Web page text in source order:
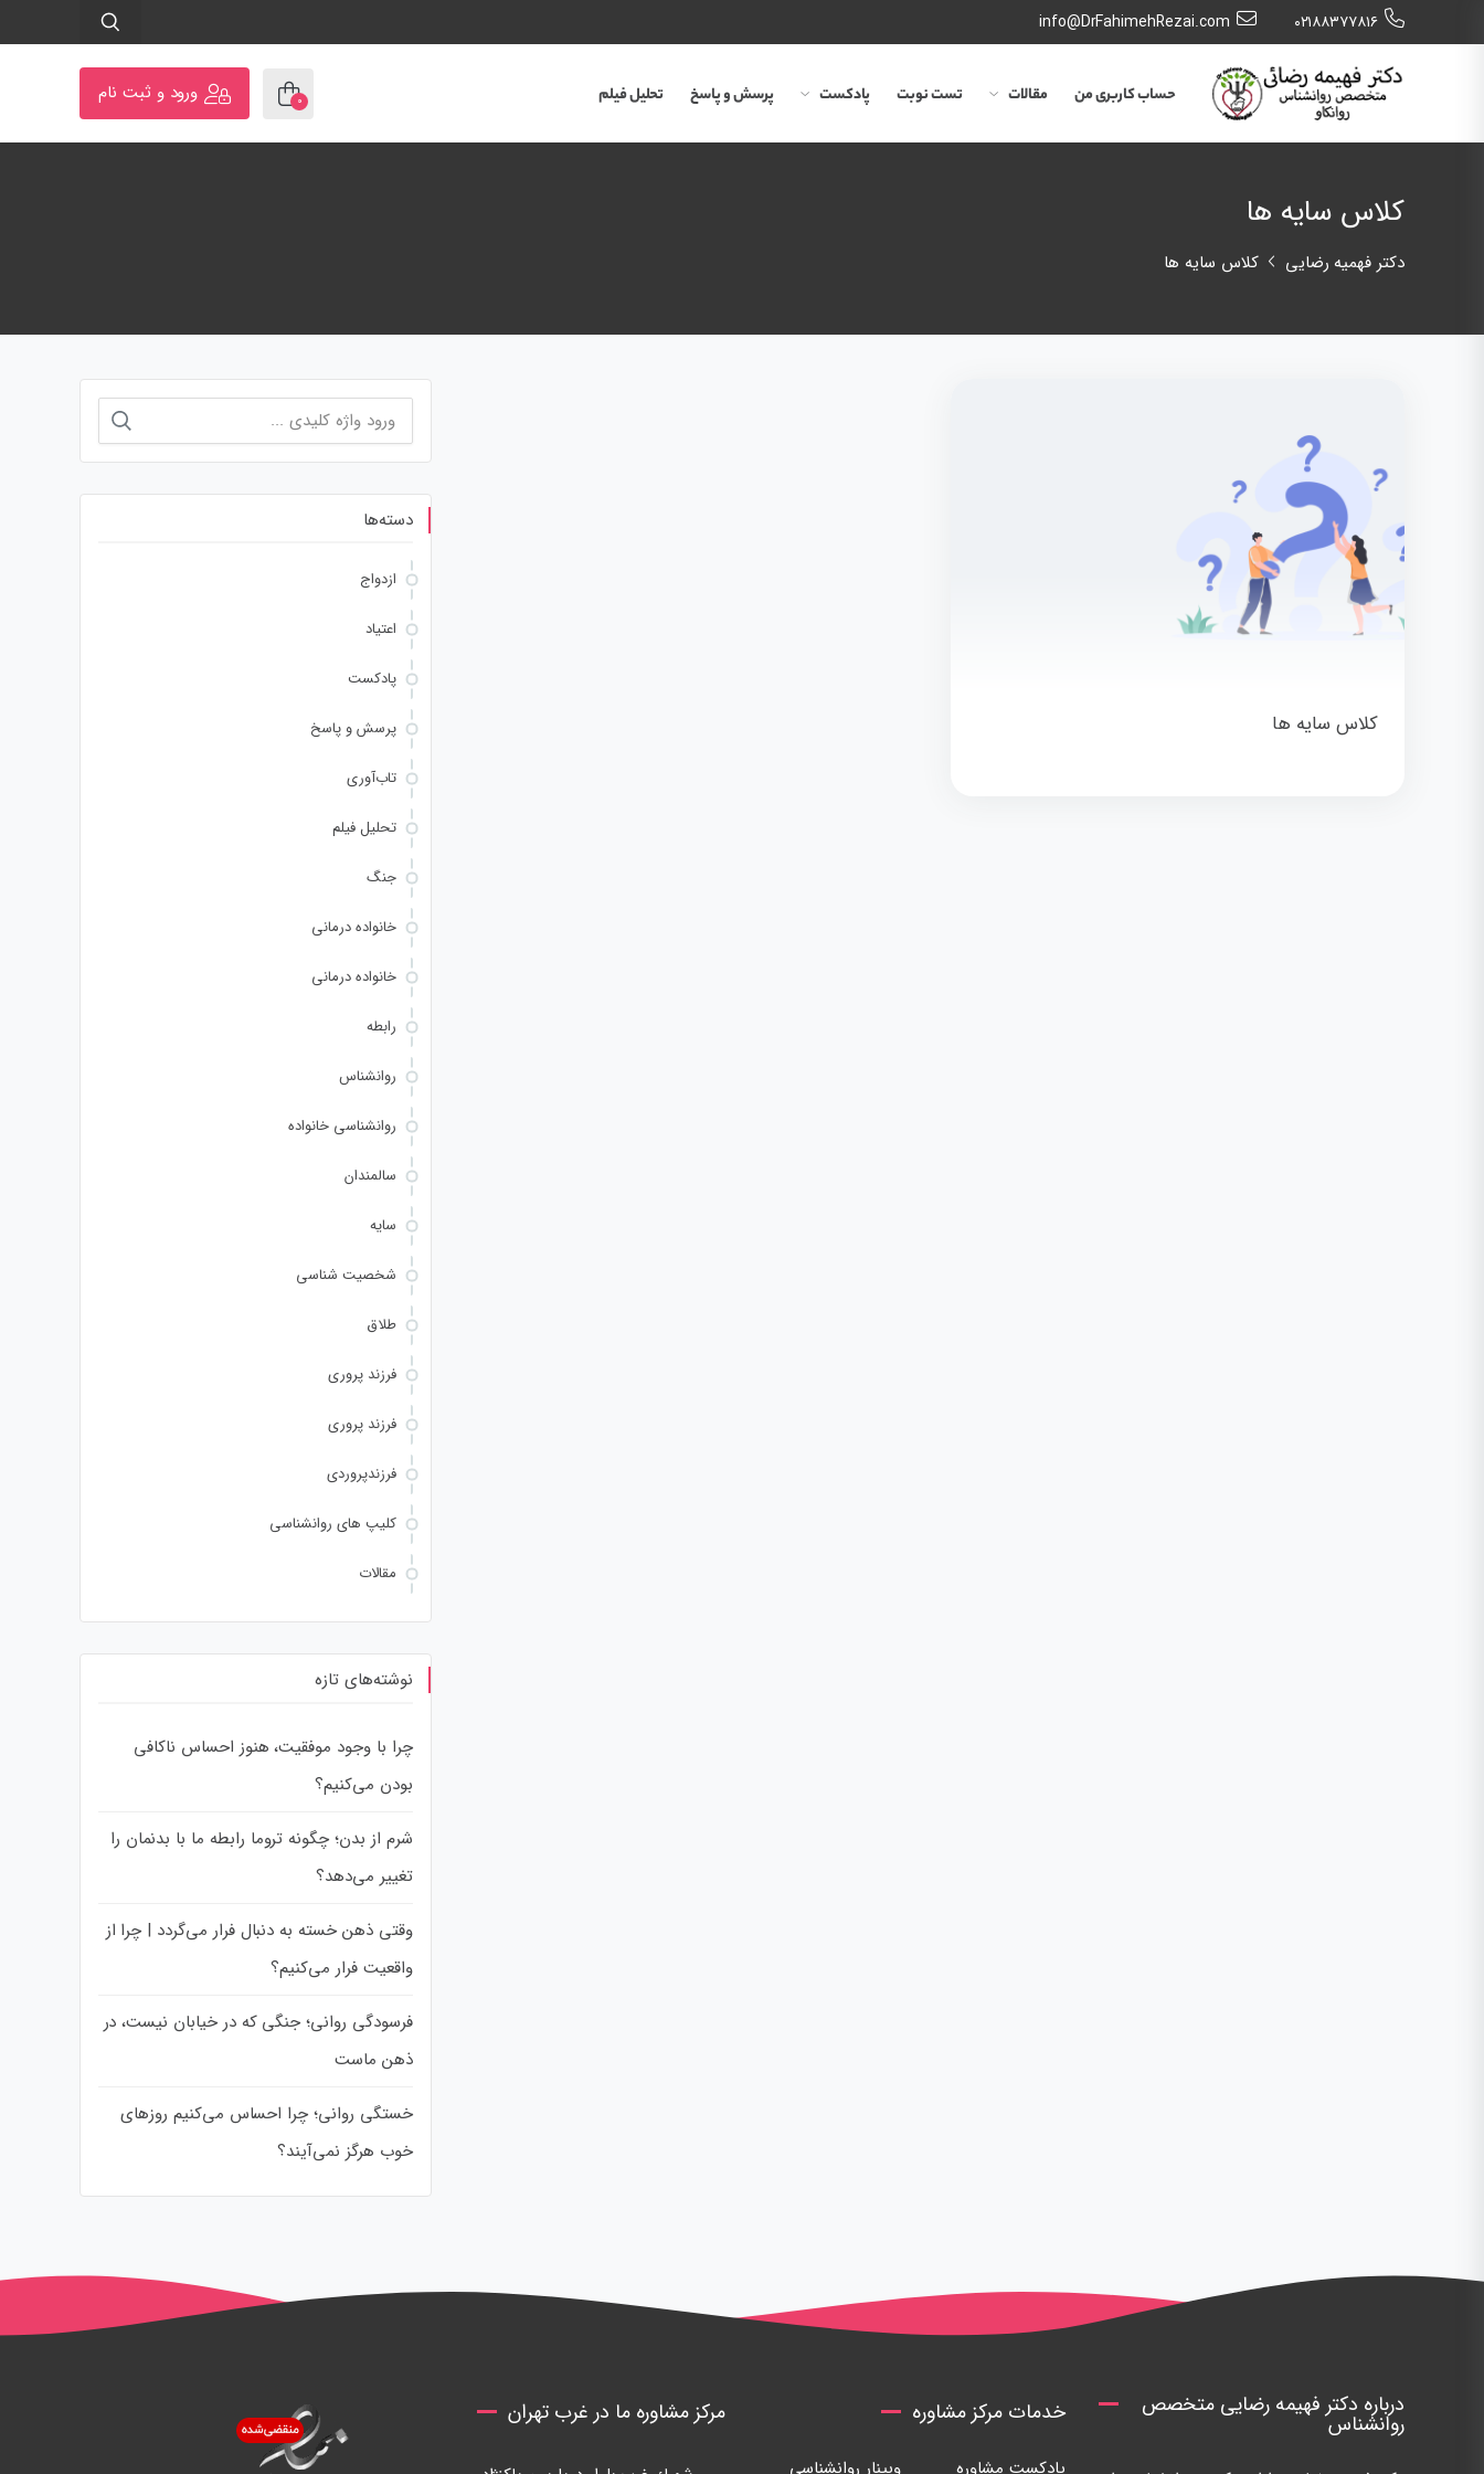
٠٢١٨٨٣٧٧٨١٦ info@DrFahimehRezai.com
حساب کاربری من مقالات تست نوبت پادکست پرسش و پاسخ تحلیل فیلم ۰ ورود و ثبت نام
کلاس سایه ها
دکتر فهمیه رضایی کلاس سایه ها
کلاس سایه ها
جستجو
برای:
دسته‌ها
ازدواج
اعتیاد
پادکست
پرسش و پاسخ
تاب‌آوری
تحلیل فیلم
جنگ
خانواده درمانی
خانواده درمانی
رابطه
روانشناس
روانشناسی خانواده
سالمندان
سایه
شخصیت شناسی
طلاق
فرزند پروری
فرزند پروری
فرزندپروردی
کلیپ های روانشناسی
مقالات
نوشته‌های تازه
چرا با وجود موفقیت، هنوز احساس ناکافی
بودن می‌کنیم؟
شرم از بدن؛ چگونه تروما رابطه ما با بدنمان را
تغییر می‌دهد؟
وقتی ذهن خسته به دنبال فرار می‌گردد | چرا از
واقعیت فرار می‌کنیم؟
فرسودگی روانی؛ جنگی که در خیابان نیست، در
ذهن ماست
خستگی روانی؛ چرا احساس می‌کنیم روزهای
خوب هرگز نمی‌آیند؟
درباره دکتر فهیمه رضایی متخصص
روانشناس خدمات مرکز مشاوره
پادکست مشاوره وبینار روانشناسی
مرکز مشاوره ما در غرب تهران